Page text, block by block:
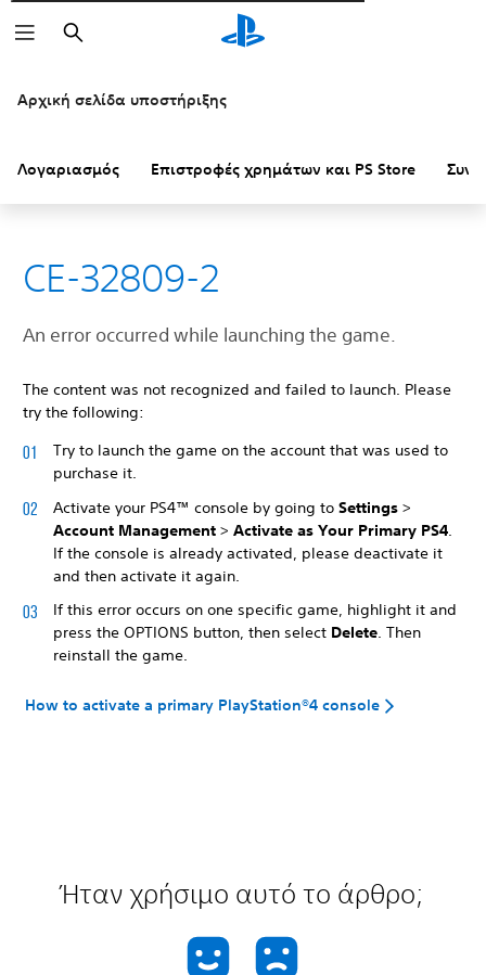
Αναζήτηση
Αρχική σελίδα υποστήριξης
Λογαριασμός Επιστροφές χρημάτων και PS Store
CE-32809-2
An error occurred while launching the game.
The content was not recognized and failed to launch. Please
try the following:
Try to launch the game on the account that was used to
purchase it.
Activate your PS4™ console by going to Settings >
Account Management > Activate as Your Primary PS4
If the console is already activated, please deactivate it
and then activate it again.
If this error occurs on one specific game, highlight it and
press the OPTIONS button, then select Delete. Then
reinstall the game.
How to activate a primary PlayStation®4 console
Ήταν χρήσιμο αυτό το άρθρο;